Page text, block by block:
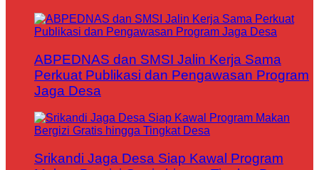
ABPEDNAS dan SMSI Jalin Kerja Sama
Perkuat Publikasi dan Pengawasan Program
Jaga Desa
Srikandi Jaga Desa Siap Kawal Program